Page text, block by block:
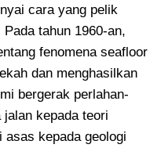
cara yang pelik
tahun 1960-an,
fenomena seafloor
dan menghasilkan
bergerak perlahan-
jalan kepada teori
kepada geologi